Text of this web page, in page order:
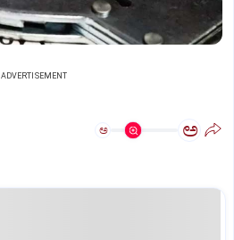
ADVERTISEMENT
ಅ ಅ